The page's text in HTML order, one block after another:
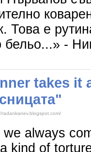
Това е
бельо...» -
takes it
we always
kind of